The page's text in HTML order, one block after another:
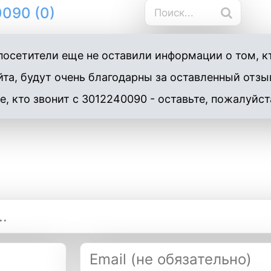
(0)
еще не оставили информации о том,
будут очень благодарны за оставленный
кто звонит с 3012240090 - оставьте,